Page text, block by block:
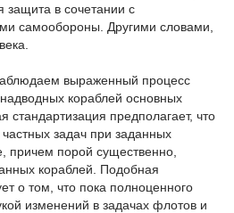
защита в сочетании с
самообороны. Другими словами,
выраженный процесс
кораблей основных
стандартизация предполагает, что
задач при заданных
причем порой существенно,
кораблей. Подобная
о том, что пока полноценного
изменений в задачах флотов и